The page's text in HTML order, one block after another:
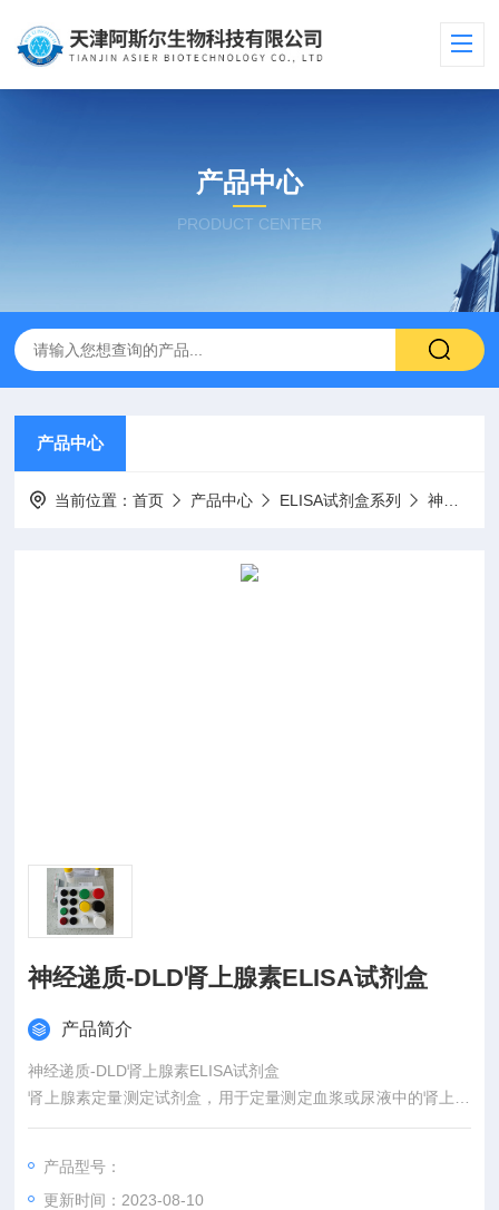
产品中心
PRODUCT CENTER
产品中心
当前位置：首页 产品中心 ELISA试剂盒系列 神经递质ELISA试剂盒
神经递质-DLD肾上腺素ELISA试剂盒
产品简介
神经递质-DLD肾上腺素ELISA试剂盒
肾上腺素定量测定试剂盒，用于定量测定血浆或尿液中的肾上腺
素。
产品型号：
更新时间：2023-08-10